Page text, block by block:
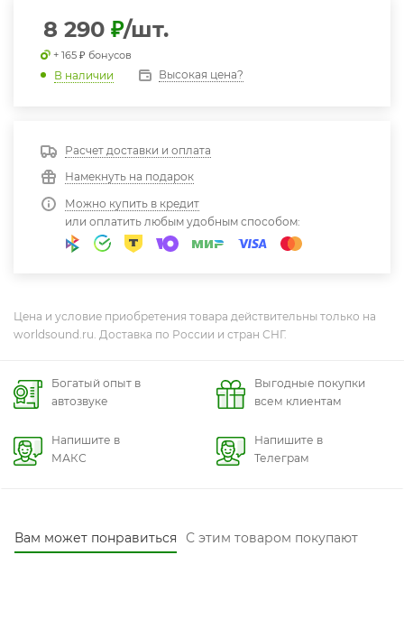
8 290 ₽/шт.
+ 165 ₽ бонусов
В наличии Высокая цена?
Расчет доставки и оплата
Намекнуть на подарок
Можно купить в кредит
или оплатить любым удобным способом:
Цена и условие приобретения товара действительны только на
worldsound.ru. Доставка по России и стран СНГ.
Богатый опыт в
автозвуке
Выгодные покупки
всем клиентам
Напишите в
МАКС
Напишите в
Телеграм
Вам может понравиться С этим товаром покупают